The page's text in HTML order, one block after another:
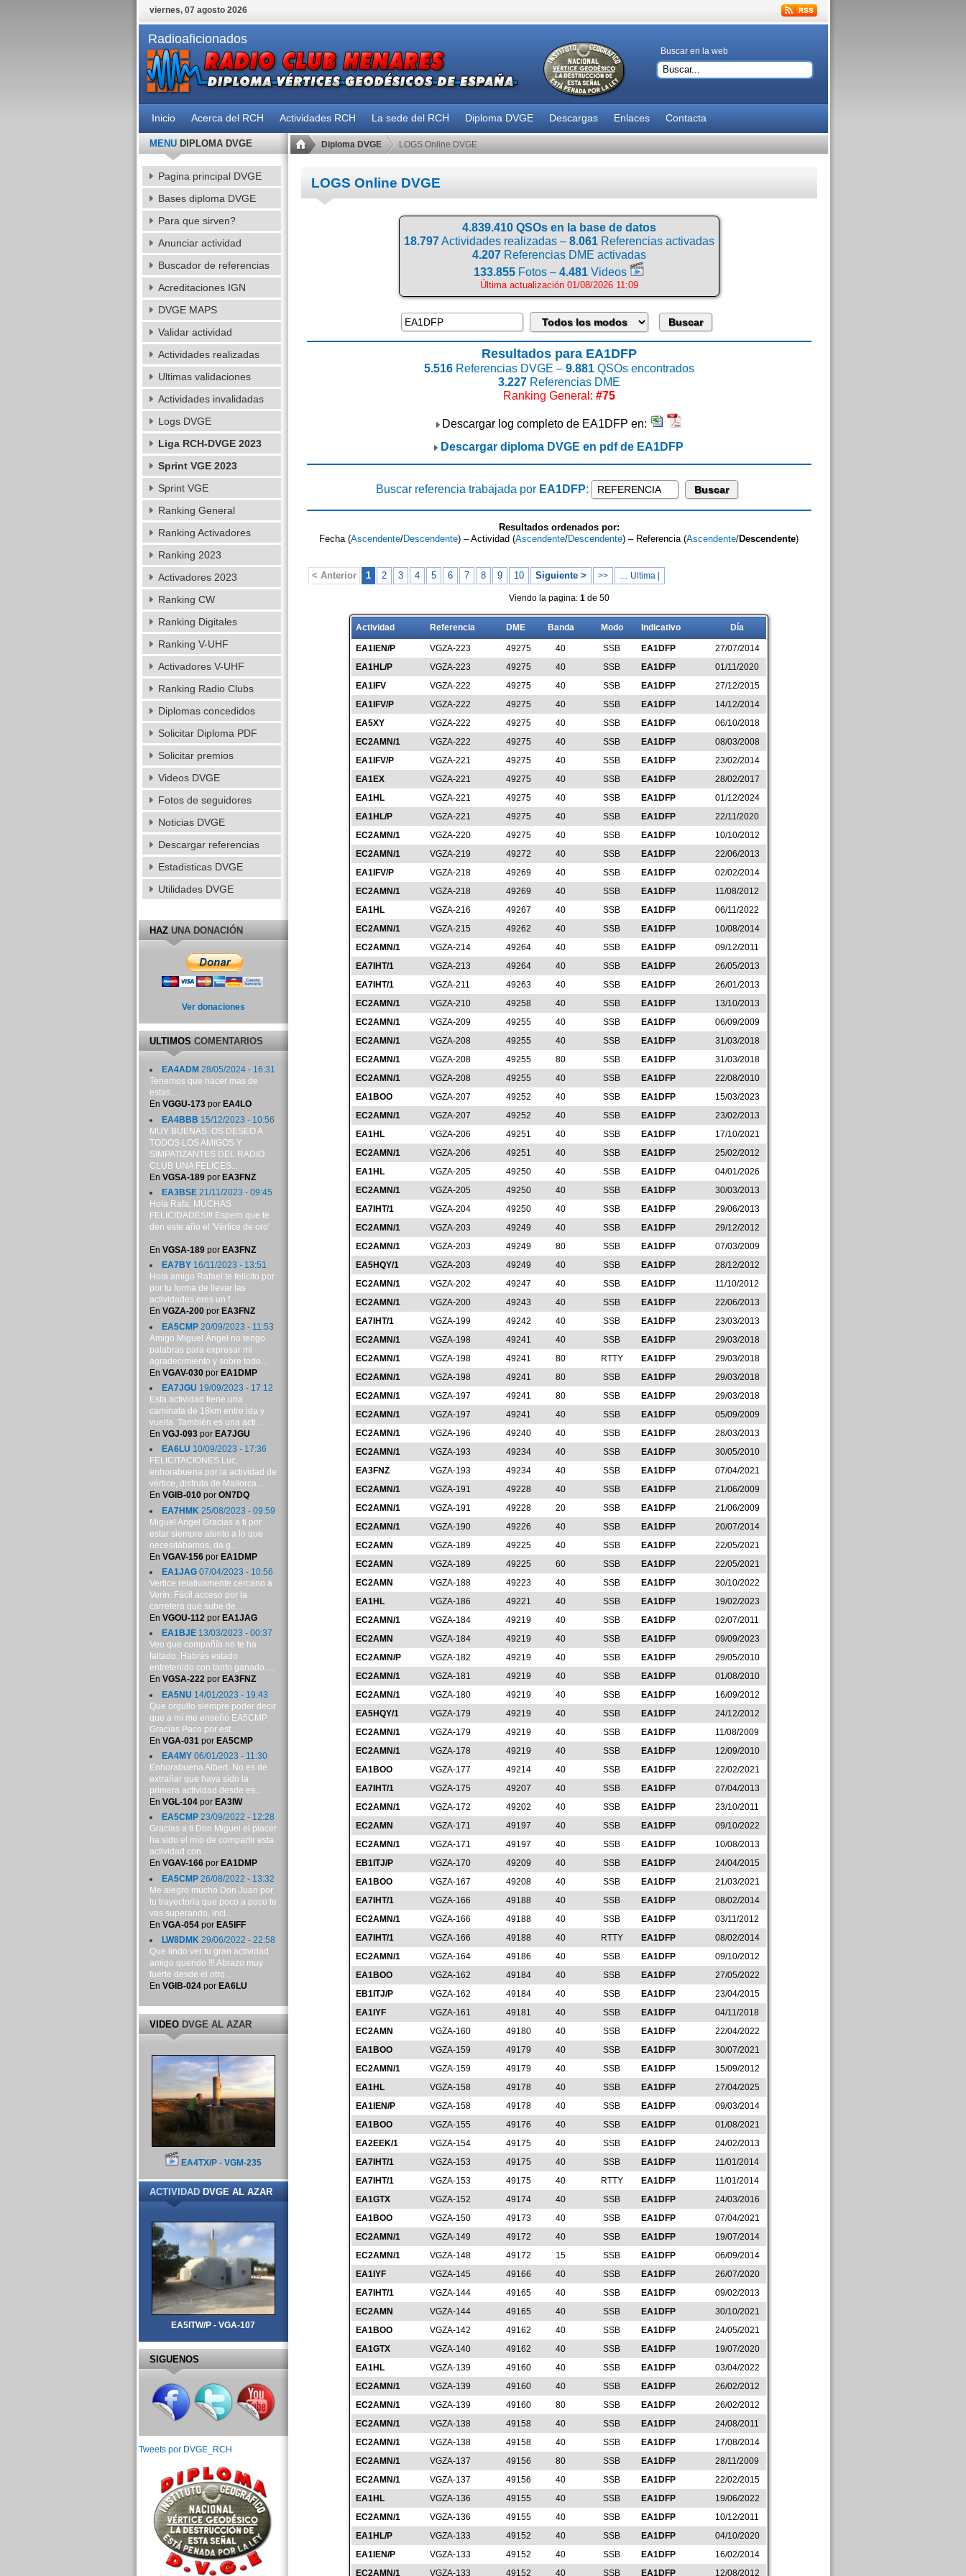
viernes, 07 agosto 2026
Radioaficionados
Buscar en la web
Inicio Acerca del RCH Actividades RCH La sede del RCH Diploma DVGE Descargas Enlaces Contacta
Diploma DVGE LOGS Online DVGE
LOGS Online DVGE
4.839.410 QSOs en la base de datos
18.797Actividades realizadas – 8.061Referencias activadas
4.207Referencias DME activadas
133.855 Fotos – 4.481 Videos
Última actualización 01/08/2026 11:09
Resultados para EA1DFP
5.516Referencias DVGE – 9.881QSOs encontrados
3.227Referencias DME
Ranking General: #75
Descargar log completo de EA1DFP en:
Descargar diploma DVGE en pdf de EA1DFP
Buscar referencia trabajada por EA1DFP:
Resultados ordenados por:
Fecha (Ascendente/Descendente) – Actividad (Ascendente/Descendente) – Referencia (Ascendente/Descendente)
< Anterior 1 2 3 4 5 6 7 8 9 10 Siguiente > >> … Ultima |
Viendo la pagina: 1de 50
Actividad Referencia DME Banda Modo Indicativo Día
EA1IEN/P VGZA-223 49275 40 SSB EA1DFP
27/07/2014
EA1HL/P
VGZA-223 49275 40 SSB EA1DFP
01/11/2020
EA1IFV
VGZA-222 49275 40 SSB EA1DFP
27/12/2015
EA1IFV/P
VGZA-222 49275 40 SSB EA1DFP
14/12/2014
EA5XY
VGZA-222 49275 40 SSB EA1DFP
06/10/2018
EC2AMN/1
VGZA-222 49275 40 SSB EA1DFP
08/03/2008
EA1IFV/P
VGZA-221 49275 40 SSB EA1DFP
23/02/2014
EA1EX
VGZA-221 49275 40 SSB EA1DFP
28/02/2017
EA1HL
VGZA-221 49275 40 SSB EA1DFP
01/12/2024
EA1HL/P
VGZA-221 49275 40 SSB EA1DFP
22/11/2020
EC2AMN/1
VGZA-220 49275 40 SSB EA1DFP
10/10/2012
EC2AMN/1
VGZA-219 49272 40 SSB EA1DFP
22/06/2013
EA1IFV/P
VGZA-218 49269 40 SSB EA1DFP
02/02/2014
EC2AMN/1
VGZA-218 49269 40 SSB EA1DFP
11/08/2012
EA1HL
VGZA-216 49267 40 SSB EA1DFP
06/11/2022
EC2AMN/1
VGZA-215 49262 40 SSB EA1DFP
10/08/2014
EC2AMN/1
VGZA-214 49264 40 SSB EA1DFP
09/12/2011
EA7IHT/1
VGZA-213 49264 40 SSB EA1DFP
26/05/2013
EA7IHT/1
VGZA-211 49263 40 SSB EA1DFP
26/01/2013
EC2AMN/1
VGZA-210 49258 40 SSB EA1DFP
13/10/2013
EC2AMN/1
VGZA-209 49255 40 SSB EA1DFP
06/09/2009
EC2AMN/1
VGZA-208 49255 40 SSB EA1DFP
31/03/2018
EC2AMN/1
VGZA-208 49255 80 SSB EA1DFP
31/03/2018
EC2AMN/1
VGZA-208 49255 40 SSB EA1DFP
22/08/2010
EA1BOO
VGZA-207 49252 40 SSB EA1DFP
15/03/2023
EC2AMN/1
VGZA-207 49252 40 SSB EA1DFP
23/02/2013
EA1HL
VGZA-206 49251 40 SSB EA1DFP
17/10/2021
EC2AMN/1
VGZA-206 49251 40 SSB EA1DFP
25/02/2012
EA1HL
VGZA-205 49250 40 SSB EA1DFP
04/01/2026
EC2AMN/1
VGZA-205 49250 40 SSB EA1DFP
30/03/2013
EA7IHT/1
VGZA-204 49250 40 SSB EA1DFP
29/06/2013
EC2AMN/1
VGZA-203 49249 40 SSB EA1DFP
29/12/2012
EC2AMN/1
VGZA-203 49249 80 SSB EA1DFP
07/03/2009
EA5HQY/1
VGZA-203 49249 40 SSB EA1DFP
28/12/2012
EC2AMN/1
VGZA-202 49247 40 SSB EA1DFP
11/10/2012
EC2AMN/1
VGZA-200 49243 40 SSB EA1DFP
22/06/2013
EA7IHT/1
VGZA-199 49242 40 SSB EA1DFP
23/03/2013
EC2AMN/1
VGZA-198 49241 40 SSB EA1DFP
29/03/2018
EC2AMN/1
VGZA-198 49241 80 RTTY EA1DFP
29/03/2018
EC2AMN/1
VGZA-198 49241 80 SSB EA1DFP
29/03/2018
EC2AMN/1
VGZA-197 49241 80 SSB EA1DFP
29/03/2018
EC2AMN/1
VGZA-197 49241 40 SSB EA1DFP
05/09/2009
EC2AMN/1
VGZA-196 49240 40 SSB EA1DFP
28/03/2013
EC2AMN/1
VGZA-193 49234 40 SSB EA1DFP
30/05/2010
EA3FNZ
VGZA-193 49234 40 SSB EA1DFP
07/04/2021
EC2AMN/1
VGZA-191 49228 40 SSB EA1DFP
21/06/2009
EC2AMN/1
VGZA-191 49228 20 SSB EA1DFP
21/06/2009
EC2AMN/1
VGZA-190 49226 40 SSB EA1DFP
20/07/2014
EC2AMN
VGZA-189 49225 40 SSB EA1DFP
22/05/2021
EC2AMN
VGZA-189 49225 60 SSB EA1DFP
22/05/2021
EC2AMN
VGZA-188 49223 40 SSB EA1DFP
30/10/2022
EA1HL
VGZA-186 49221 40 SSB EA1DFP
19/02/2023
EC2AMN/1
VGZA-184 49219 40 SSB EA1DFP
02/07/2011
EC2AMN
VGZA-184 49219 40 SSB EA1DFP
09/09/2023
EC2AMN/P
VGZA-182 49219 40 SSB EA1DFP
29/05/2010
EC2AMN/1
VGZA-181 49219 40 SSB EA1DFP
01/08/2010
EC2AMN/1
VGZA-180 49219 40 SSB EA1DFP
16/09/2012
EA5HQY/1
VGZA-179 49219 40 SSB EA1DFP
24/12/2012
EC2AMN/1
VGZA-179 49219 40 SSB EA1DFP
11/08/2009
EC2AMN/1
VGZA-178 49219 40 SSB EA1DFP
12/09/2010
EA1BOO
VGZA-177 49214 40 SSB EA1DFP
22/02/2021
EA7IHT/1
VGZA-175 49207 40 SSB EA1DFP
07/04/2013
EC2AMN/1
VGZA-172 49202 40 SSB EA1DFP
23/10/2011
EC2AMN
VGZA-171 49197 40 SSB EA1DFP
09/10/2022
EC2AMN/1
VGZA-171 49197 40 SSB EA1DFP
10/08/2013
EB1ITJ/P
VGZA-170 49209 40 SSB EA1DFP
24/04/2015
EA1BOO
VGZA-167 49208 40 SSB EA1DFP
21/03/2021
EA7IHT/1
VGZA-166 49188 40 SSB EA1DFP
08/02/2014
EC2AMN/1
VGZA-166 49188 40 SSB EA1DFP
03/11/2012
EA7IHT/1
VGZA-166 49188 40 RTTY EA1DFP
08/02/2014
EC2AMN/1
VGZA-164 49186 40 SSB EA1DFP
09/10/2012
EA1BOO
VGZA-162 49184 40 SSB EA1DFP
27/05/2022
EB1ITJ/P
VGZA-162 49184 40 SSB EA1DFP
23/04/2015
EA1IYF
VGZA-161 49181 40 SSB EA1DFP
04/11/2018
EC2AMN
VGZA-160 49180 40 SSB EA1DFP
22/04/2022
EA1BOO
VGZA-159 49179 40 SSB EA1DFP
30/07/2021
EC2AMN/1
VGZA-159 49179 40 SSB EA1DFP
15/09/2012
EA1HL
VGZA-158 49178 40 SSB EA1DFP
27/04/2025
EA1IEN/P
VGZA-158 49178 40 SSB EA1DFP
09/03/2014
EA1BOO
VGZA-155 49176 40 SSB EA1DFP
01/08/2021
EA2EEK/1
VGZA-154 49175 40 SSB EA1DFP
24/02/2013
EA7IHT/1
VGZA-153 49175 40 SSB EA1DFP
11/01/2014
EA7IHT/1
VGZA-153 49175 40 RTTY EA1DFP
11/01/2014
EA1GTX
VGZA-152 49174 40 SSB EA1DFP
24/03/2016
EA1BOO
VGZA-150 49173 40 SSB EA1DFP
07/04/2021
EC2AMN/1
VGZA-149 49172 40 SSB EA1DFP
19/07/2014
EC2AMN/1
VGZA-148 49172 15 SSB EA1DFP
06/09/2014
EA1IYF
VGZA-145 49166 40 SSB EA1DFP
26/07/2020
EA7IHT/1
VGZA-144 49165 40 SSB EA1DFP
09/02/2013
EC2AMN
VGZA-144 49165 40 SSB EA1DFP
30/10/2021
EA1BOO
VGZA-142 49162 40 SSB EA1DFP
24/05/2021
EA1GTX
VGZA-140 49162 40 SSB EA1DFP
19/07/2020
EA1HL
VGZA-139 49160 40 SSB EA1DFP
03/04/2022
EC2AMN/1
VGZA-139 49160 40 SSB EA1DFP
26/02/2012
EC2AMN/1
VGZA-139 49160 80 SSB EA1DFP
26/02/2012
EC2AMN/1
VGZA-138 49158 40 SSB EA1DFP
24/08/2011
EC2AMN/1
VGZA-138 49158 40 SSB EA1DFP
17/08/2014
EC2AMN/1
VGZA-137 49156 80 SSB EA1DFP
28/11/2009
EC2AMN/1
VGZA-137 49156 40 SSB EA1DFP
22/02/2015
EA1HL
VGZA-136 49155 40 SSB EA1DFP
19/06/2022
EC2AMN/1
VGZA-136 49155 40 SSB EA1DFP
10/12/2011
EA1HL/P
VGZA-133 49152 40 SSB EA1DFP
04/10/2020
EA1IEN/P
VGZA-133 49152 40 SSB EA1DFP
16/02/2014
EC2AMN/1
VGZA-133 49152 40 SSB EA1DFP 12/08/2012
MENUDIPLOMA DVGE
Pagina principal DVGE
Bases diploma DVGE
Para que sirven?
Anunciar actividad
Buscador de referencias
Acreditaciones IGN
DVGE MAPS
Validar actividad
Actividades realizadas
Ultimas validaciones
Actividades invalidadas
Logs DVGE
Liga RCH-DVGE 2023
Sprint VGE 2023
Sprint VGE
Ranking General
Ranking Activadores
Ranking 2023
Activadores 2023
Ranking CW
Ranking Digitales
Ranking V-UHF
Activadores V-UHF
Ranking Radio Clubs
Diplomas concedidos
Solicitar Diploma PDF
Solicitar premios
Videos DVGE
Fotos de seguidores
Noticias DVGE
Descargar referencias
Estadisticas DVGE
Utilidades DVGE
HAZUNA DONACIÓN
Ver donaciones
ULTIMOSCOMENTARIOS
EA4ADM 28/05/2024 - 16:31
Tenemos que hacer mas de
estas....
En VGGU-173por EA4LO
EA4BBB 15/12/2023 - 10:56
MUY BUENAS. OS DESEO A
TODOS LOS AMIGOS Y
SIMPATIZANTES DEL RADIO
CLUB UNA FELICES...
En VGSA-189por EA3FNZ
EA3BSE21/11/2023 - 09:45
Hola Rafa. MUCHAS
FELICIDADES!!! Espero que te
den este año el 'Vértice de oro'
...
En VGSA-189por EA3FNZ
EA7BY16/11/2023 - 13:51
Hola amigo Rafael:te felicito por
por tu forma de llevar las
actividades,eres un f...
En VGZA-200por EA3FNZ
EA5CMP20/09/2023 - 11:53
Amigo Miguel Ángel no tengo
palabras para expresar mi
agradecimiento y sobre todo...
En VGAV-030por EA1DMP
EA7JGU 19/09/2023 - 17:12
Esta actividad tiene una
caminata de 18km entre ida y
vuelta. También es una acti...
En VGJ-093por EA7JGU
EA6LU 10/09/2023 - 17:36
FELICITACIONES Luc,
enhorabuena por la actividad de
vértice, disfruta de Mallorca...
En VGIB-010por ON7DQ
EA7HMK 25/08/2023 - 09:59
Miguel Angel Gracias a ti por
estar siempre atento a lo que
necesitábamos, da g...
En VGAV-156por EA1DMP
EA1JAG07/04/2023 - 10:56
Vertice relativamente cercano a
Verín. Fácil acceso por la
carretera que sube de...
En VGOU-112por EA1JAG
EA1BJE13/03/2023 - 00:37
Veo que compañía no te ha
faltado. Habrás estado
entretenido con tanto ganado. ...
En VGSA-222por EA3FNZ
EA5NU 14/01/2023 - 19:43
Que orgullo siempre poder decir
que a mí me enseñó EA5CMP.
Gracias Paco por est...
En VGA-031 por EA5CMP
EA4MY06/01/2023 - 11:30
Enhorabuena Albert. No es de
extrañar que haya sido la
primera actividad desde es...
En VGL-104por EA3IW
EA5CMP23/09/2022 - 12:28
Gracias a ti Don Miguel el placer
ha sido el mío de compartir esta
actividad con ...
En VGAV-166por EA1DMP
EA5CMP26/08/2022 - 13:32
Me alegro mucho Don Juan por
tu trayectoria que poco a poco te
vas superando, incl...
En VGA-054por EA5IFF
LW8DMK29/06/2022 - 22:58
Que lindo ver tu gran actividad
amigo querido !!! Abrazo muy
fuerte desde el otro...
En VGIB-024por EA6LU
VIDEODVGE AL AZAR
EA4TX/P - VGM-235
ACTIVIDADDVGE AL AZAR
EA5ITW/P - VGA-107
SIGUENOS
Tweets por DVGE_RCH